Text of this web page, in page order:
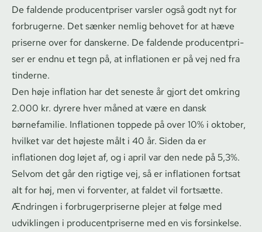
De faldende pro­du­cent­pri­ser varsler også godt nyt for
forbrugerne. Det sænker nemlig behovet for at hæve
priserne over for danskerne. De faldende pro­du­cent­pri­
ser er endnu et tegn på, at inflationen er på vej ned fra
tinderne.
Den høje inflation har det seneste år gjort det omkring
2.000 kr. dyrere hver måned at være en dansk
børnefamilie. Inflationen toppede på over 10% i oktober,
hvilket var det højeste målt i 40 år. Siden da er
inflationen dog løjet af, og i april var den nede på 5,3%.
Selvom det går den rigtige vej, så er inflationen fortsat
alt for høj, men vi forventer, at faldet vil fortsætte.
Ændringen i for­bru­ger­pri­ser­ne plejer at følge med
udviklingen i pro­du­cent­pri­ser­ne med en vis forsinkelse.